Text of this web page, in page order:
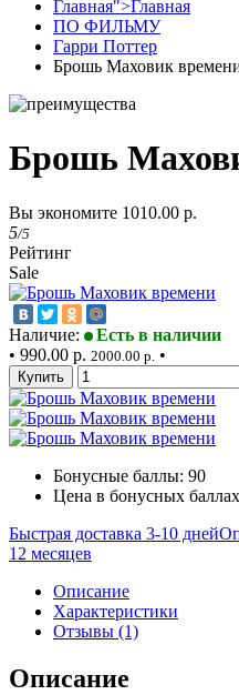
Главная">Главная
ПО ФИЛЬМУ
Гарри Поттер
Брошь Маховик
Брошь
Вы экономите 1010.00 р.
5/5
Рейтинг
Sale
Наличие:
Есть в наличии
• 990.00 р. 2000.00 р. •
Купить
Бонусные баллы: 90
Цена в бонусных
Быстрая доставка 3-10 дней
12 месяцев
Описание
Характеристики
Отзывы (1)
Описание